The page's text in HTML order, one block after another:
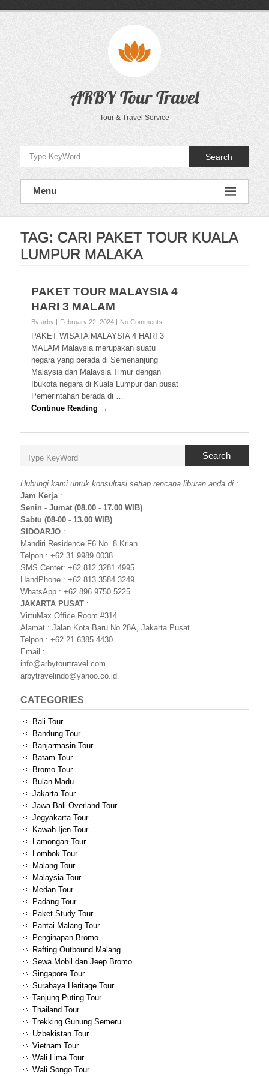
ARBY Tour Travel
Tour & Travel Service
Search
Menu
TAG: CARI PAKET TOUR KUALA
LUMPUR MALAKA
PAKET TOUR MALAYSIA 4
HARI 3 MALAM
By arby February 22, 2024 No Comments
PAKET WISATA MALAYSIA 4 HARI 3
MALAM Malaysia merupakan suatu
negara yang berada di Semenanjung
Malaysia dan Malaysia Timur dengan
Ibukota negara di Kuala Lumpur dan pusat
Pemerintahan berada di …
Continue Reading →
Search
Hubungi kami untuk konsultasi setiap rencana liburan anda di :
Jam Kerja:
Senin - Jumat (08.00 - 17.00 WIB)
Sabtu (08-00 - 13.00 WIB)
SIDOARJO :
Mandiri Residence F6 No. 8 Krian
Telpon : +62 31 9989 0038
SMS Center: +62 812 3281 4995
HandPhone : +62 813 3584 3249
WhatsApp : +62 896 9750 5225
JAKARTA PUSAT :
VirtuMax Office Room #314
Alamat : Jalan Kota Baru No 28A, Jakarta Pusat
Telpon : +62 21 6385 4430
Email :
info@arbytourtravel.com
arbytravelindo@yahoo.co.id
CATEGORIES
Bali Tour
Bandung Tour
Banjarmasin Tour
Batam Tour
Bromo Tour
Bulan Madu
Jakarta Tour
Jawa Bali Overland Tour
Jogyakarta Tour
Kawah Ijen Tour
Lamongan Tour
Lombok Tour
Malang Tour
Malaysia Tour
Medan Tour
Padang Tour
Paket Study Tour
Pantai Malang Tour
Penginapan Bromo
Rafting Outbound Malang
Sewa Mobil dan Jeep Bromo
Singapore Tour
Surabaya Heritage Tour
Tanjung Puting Tour
Thailand Tour
Trekking Gunung Semeru
Uzbekistan Tour
Vietnam Tour
Wali Lima Tour
Wali Songo Tour